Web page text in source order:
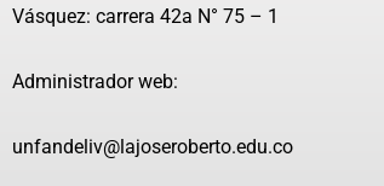
Vásquez: carrera 42a N° 75 – 1
Administrador web:
unfandeliv@lajoseroberto.edu.co